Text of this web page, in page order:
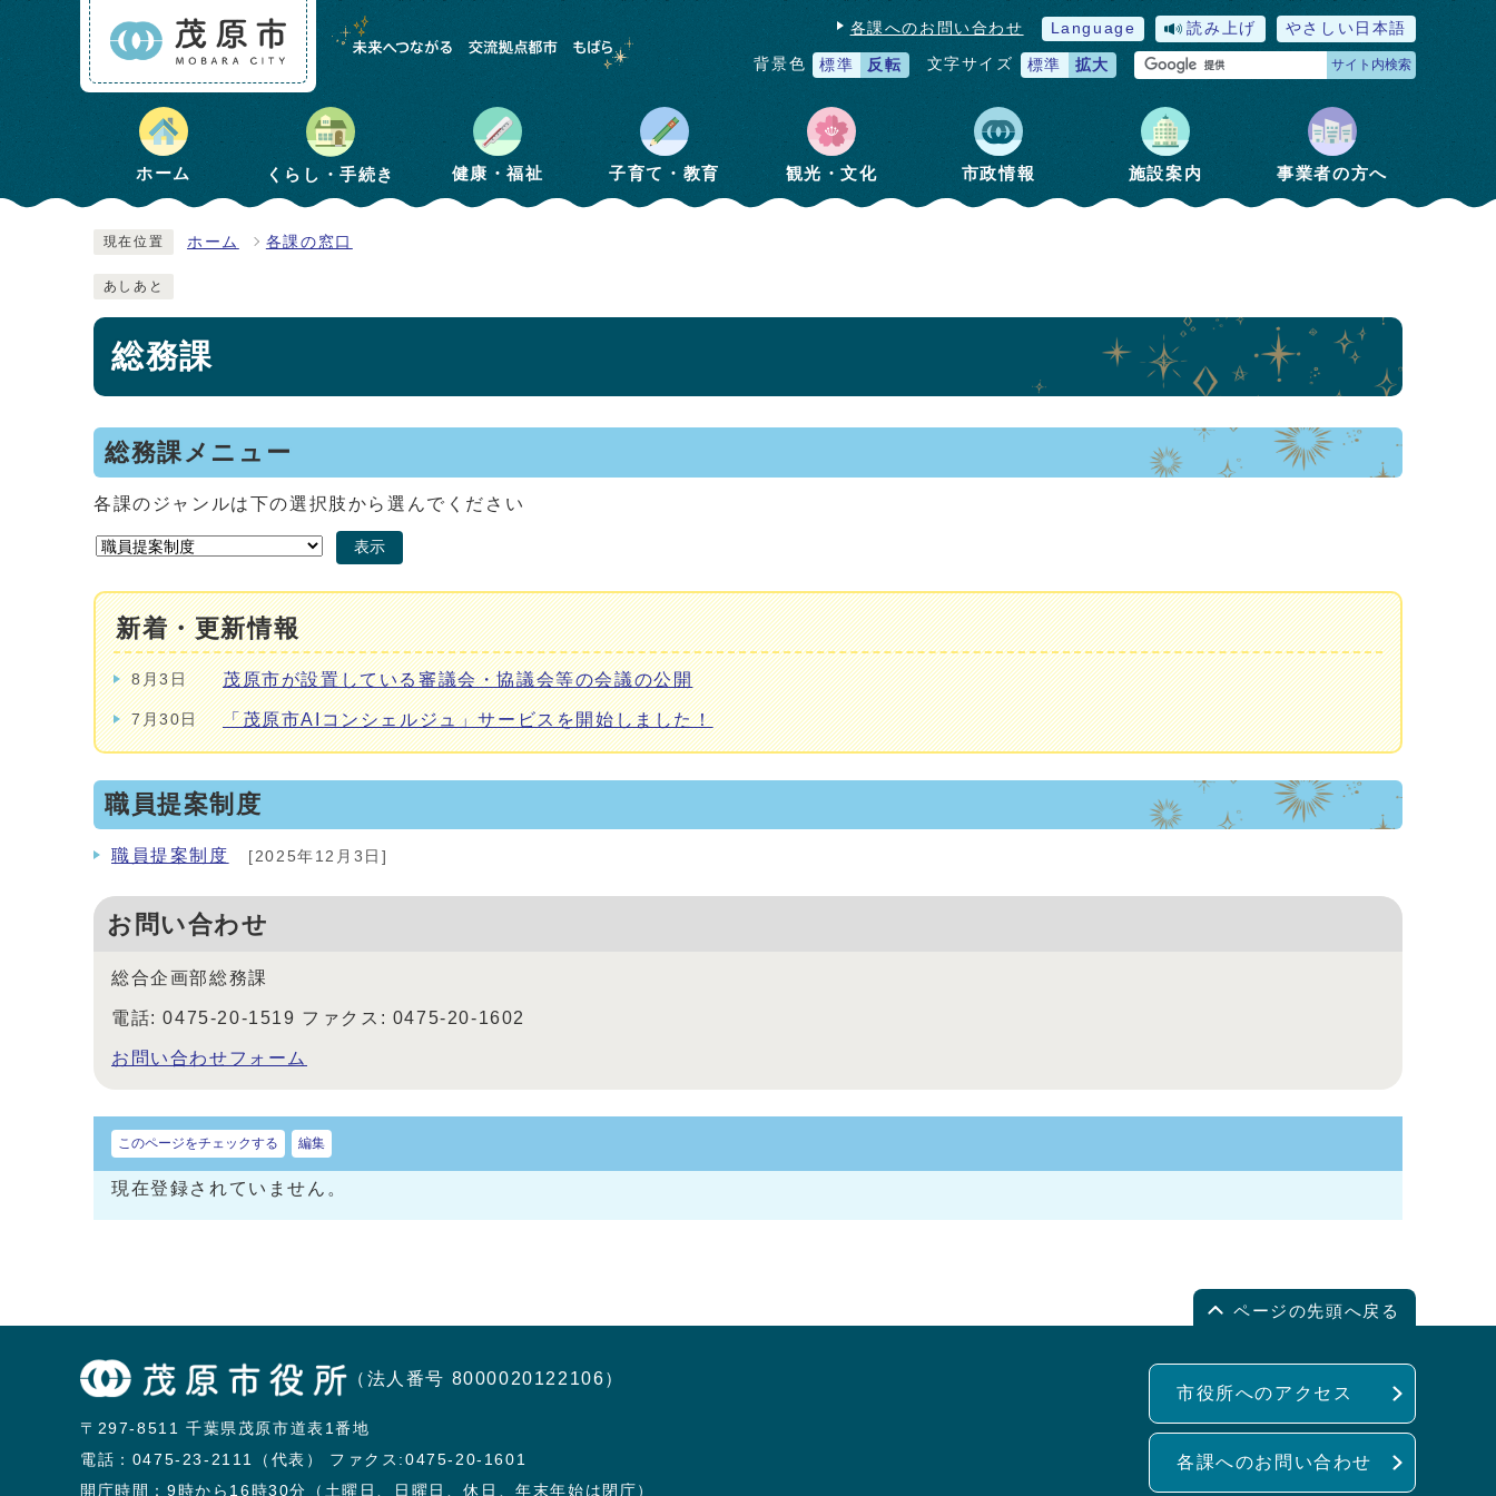
各課へのお問い合わせ Language 読み上げ やさしい日本語
背景色 標準 反転 文字サイズ 標準 拡大 サイト内検索
ホーム くらし・手続き 健康・福祉 子育て・教育 観光・文化 市政情報 施設案内 事業者の方へ
現在位置 ホーム 各課の窓口
あしあと
総務課
総務課メニュー
各課のジャンルは下の選択肢から選んでください
表示
新着・更新情報
8月3日 茂原市が設置している審議会・協議会等の会議の公開
7月30日 「茂原市AIコンシェルジュ」サービスを開始しました！
職員提案制度
職員提案制度 [2025年12月3日]
お問い合わせ
総合企画部総務課
電話: 0475-20-1519 ファクス: 0475-20-1602
お問い合わせフォーム
このページをチェックする 編集
現在登録されていません。
ページの先頭へ戻る
（法人番号 8000020122106）
〒297-8511 千葉県茂原市道表1番地
電話： 0475-23-2111（代表）
ファクス:0475-20-1601
開庁時間：9時から16時30分（土曜日、日曜日、休日、年末年始は閉庁）
市役所へのアクセス
各課へのお問い合わせ